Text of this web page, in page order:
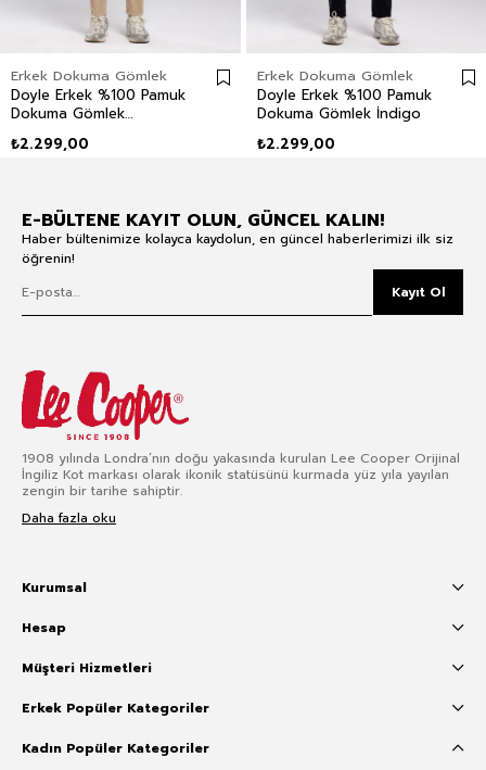
Erkek Dokuma Gömlek
Doyle Erkek %100 Pamuk
Dokuma Gömlek
₺2.299,00
Erkek Dokuma Gömlek
Doyle Erkek %100 Pamuk
Dokuma Gömlek İndigo
₺2.299,00
E-BÜLTENE KAYIT OLUN, GÜNCEL KALIN!
Haber bültenimize kolayca kaydolun, en güncel haberlerimizi ilk siz
öğrenin!
Kayıt Ol
1908 yılında Londra’nın doğu yakasında kurulan Lee Cooper Orijinal
İngiliz Kot markası olarak ikonik statüsünü kurmada yüz yıla yayılan
zengin bir tarihe sahiptir.
Daha fazla oku
Kurumsal
Hesap
Müşteri Hizmetleri
Erkek Popüler Kategoriler
Kadın Popüler Kategoriler